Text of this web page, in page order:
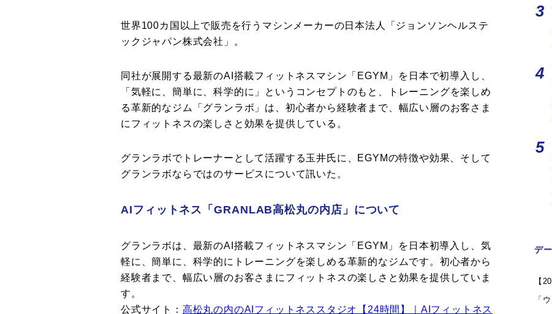
世界100カ国以上で販売を行うマシンメーカーの日本法人「ジョンソンヘルステ
ックジャパン株式会社」。
同社が展開する最新のAI搭載フィットネスマシン「EGYM」を日本で初導入し、
「気軽に、簡単に、科学的に」というコンセプトのもと、トレーニングを楽しめ
る革新的なジム「グランラボ」は、初心者から経験者まで、幅広い層のお客さま
にフィットネスの楽しさと効果を提供している。
グランラボでトレーナーとして活躍する玉井氏に、EGYMの特徴や効果、そして
グランラボならではのサービスについて訊いた。
AIフィットネス「GRANLAB高松丸の内店」について
グランラボは、最新のAI搭載フィットネスマシン「EGYM」を日本初導入し、気
軽に、簡単に、科学的にトレーニングを楽しめる革新的なジムです。初心者から
経験者まで、幅広い層のお客さまにフィットネスの楽しさと効果を提供していま
す。
公式サイト： 高松丸の内のAIフィットネススタジオ【24時間】｜AIフィットネス
デ
【
「